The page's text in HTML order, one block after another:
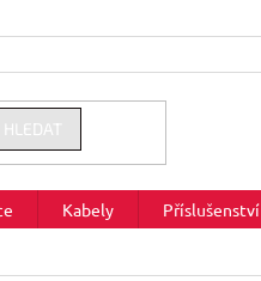
HLEDAT
Kabely Příslušenství